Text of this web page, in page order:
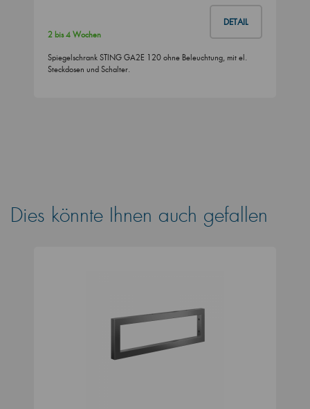
DETAIL
2 bis 4 Wochen
Spiegelschrank STING GA2E 120 ohne Beleuchtung, mit el.
Steckdosen und Schalter.
Dies könnte Ihnen auch gefallen